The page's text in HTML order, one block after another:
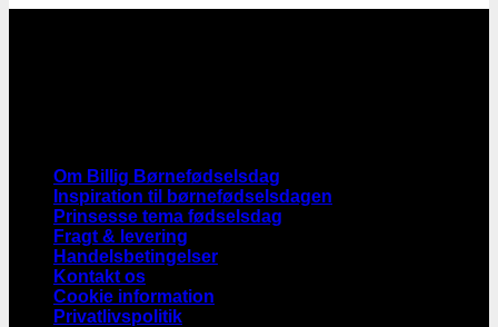
Om Billig Børnefødselsdag
Inspiration til børnefødselsdagen
Prinsesse tema fødselsdag
Fragt & levering
Handelsbetingelser
Kontakt os
Cookie information
Privatlivspolitik